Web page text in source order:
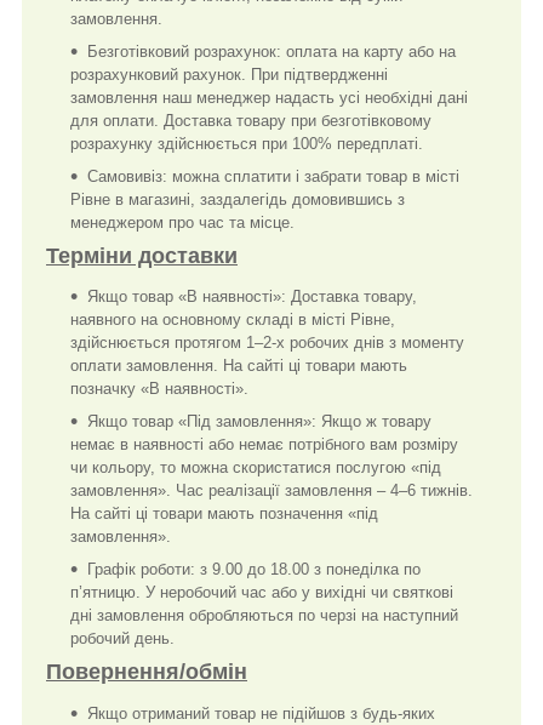
замовлення.
Безготівковий розрахунок: оплата на карту або на
розрахунковий рахунок. При підтвердженні
замовлення наш менеджер надасть усі необхідні дані
для оплати. Доставка товару при безготівковому
розрахунку здійснюється при 100% передплаті.
Самовивіз: можна сплатити і забрати товар в місті
Рівне в магазині, заздалегідь домовившись з
менеджером про час та місце.
Терміни доставки
Якщо товар «В наявності»: Доставка товару,
наявного на основному складі в місті Рівне,
здійснюється протягом 1–2-х робочих днів з моменту
оплати замовлення. На сайті ці товари мають
позначку «В наявності».
Якщо товар «Під замовлення»: Якщо ж товару
немає в наявності або немає потрібного вам розміру
чи кольору, то можна скористатися послугою «під
замовлення». Час реалізації замовлення – 4–6 тижнів.
На сайті ці товари мають позначення «під
замовлення».
Графік роботи: з 9.00 до 18.00 з понеділка по
п’ятницю. У неробочий час або у вихідні чи святкові
дні замовлення обробляються по черзі на наступний
робочий день.
Повернення/обмін
Якщо отриманий товар не підійшов з будь-яких